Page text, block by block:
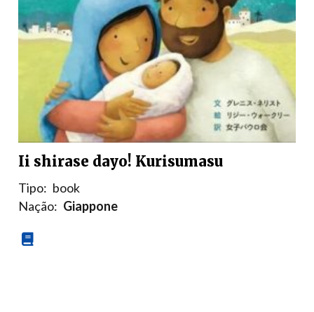
Ii shirase dayo! Kurisumasu
Tipo: book
Nação: Giappone